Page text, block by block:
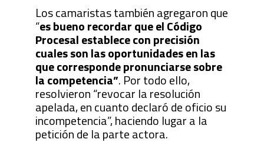
Los camaristas también agregaron que
“es bueno recordar que el Código
Procesal establece con precisión
cuales son las oportunidades en las
que corresponde pronunciarse sobre
la competencia”. Por todo ello,
resolvieron “revocar la resolución
apelada, en cuanto declaró de oficio su
incompetencia”, haciendo lugar a la
petición de la parte actora.